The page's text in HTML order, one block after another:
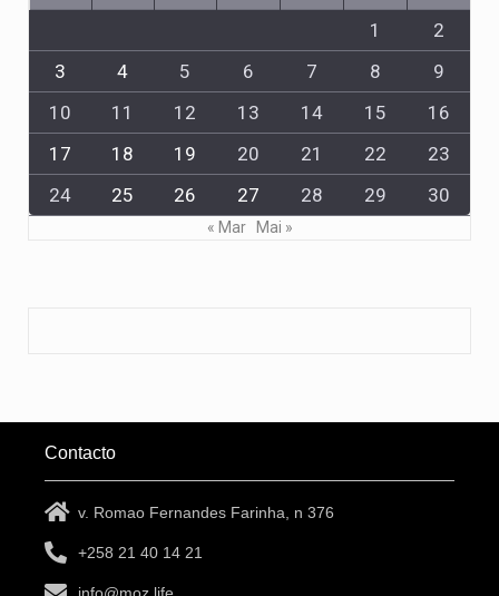
1
2
3
4 5 6 7 8
9
10
11 12 13 14 15
16
17
18 19 20 21 22
23
24
25 26 27 28 29 30
« Mar Mai »
Contacto
v. Romao Fernandes Farinha, n 376
+258 21 40 14 21